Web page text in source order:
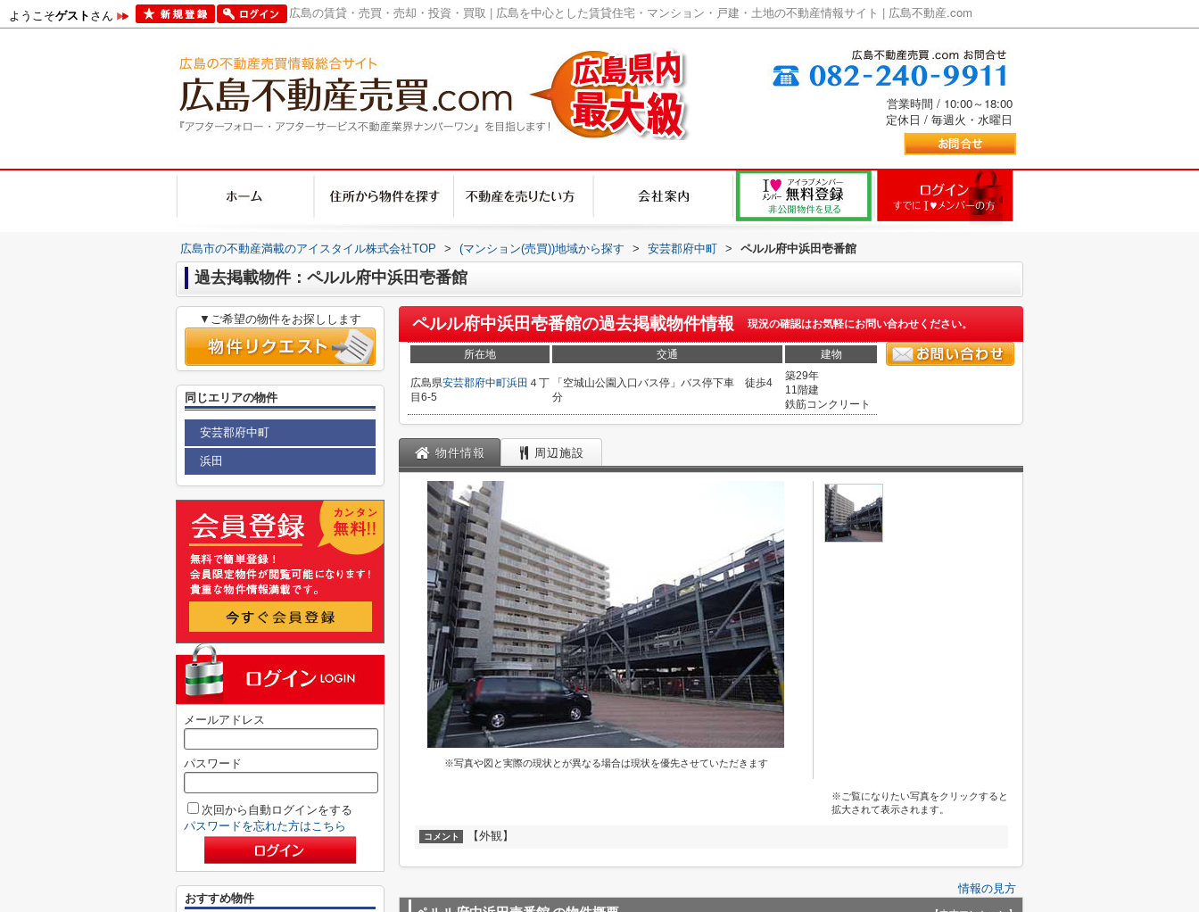
ようこそゲストさん 広島の賃貸・売買・売却・投資・買取 | 広島を中心とした賃貸住宅・マンション・戸建・土地の不動産情報サイト | 広島不動産.com
営業時間 / 10:00～18:00
定休日 / 毎週火・水曜日
広島市の不動産満載のアイスタイル株式会社TOP > (マンション(売買))地域から探す > 安芸郡府中町 > ペルル府中浜田壱番館
過去掲載物件：ペルル府中浜田壱番館
ペルル府中浜田壱番館の過去掲載物件情報 現況の確認はお気軽にお問い合わせください。
所在地 交通 建物
広島県安芸郡府中町浜田 ４丁
目6-5
「空城山公園入口バス停」バス停下車 徒歩4
分
築29年
11階建
鉄筋コンクリート
物件情報 周辺施設
※写真や図と実際の現状とが異なる場合は現状を優先させていただきます
※ご覧になりたい写真をクリックすると
拡大されて表示されます。
コメント 【外観】
情報の見方
▼ご希望の物件をお探しします
同じエリアの物件
安芸郡府中町
浜田
メールアドレス
パスワード
次回から自動ログインをする
パスワードを忘れた方はこちら
おすすめ物件